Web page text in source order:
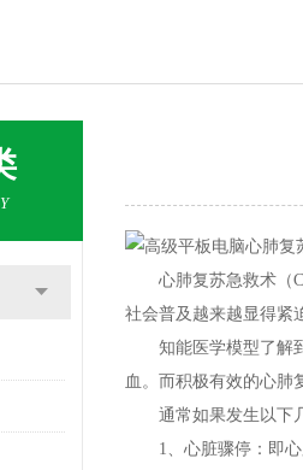
心肺复苏急救术（
社会普及越来越显得紧
知能医学模型了解到
血。而积极有效的心肺
通常如果发生以下几
1、心脏骤停：即心